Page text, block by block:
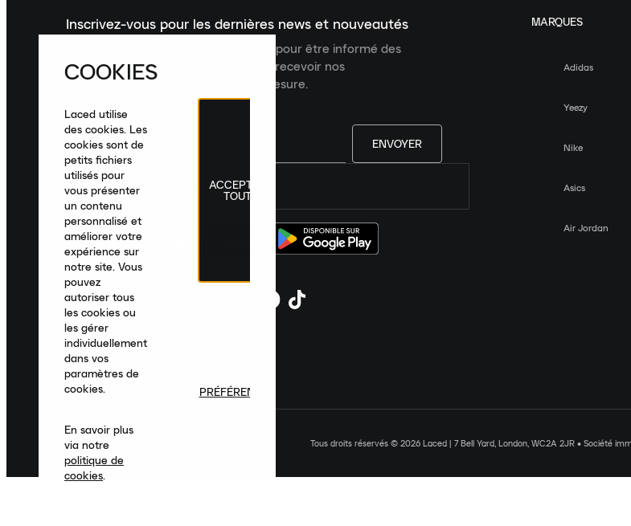
Inscrivez-vous pour les dernières news et nouveautés
Inscrivez-vous à la newsletter Laced pour être informé des
dernières nouveautés, collections et recevoir nos
recommandations de produits sur mesure.
ENVOYER
France|Français
MARQUES
Adidas
Yeezy
Nike
Asics
Air Jordan
Tous droits réservés © 2026 Laced | 7 Bell Yard, London, WC2A 2JR • Société
COOKIES
Laced utilise
des cookies. Les
cookies sont de
petits fichiers
utilisés pour
vous présenter
un contenu
personnalisé et
améliorer votre
expérience sur
notre site. Vous
pouvez
autoriser tous
les cookies ou
les gérer
individuellement
dans vos
paramètres de
cookies.
En savoir plus
via notre
politique de
cookies.
ACCEPTER
TOUT
PRÉFÉRENCES